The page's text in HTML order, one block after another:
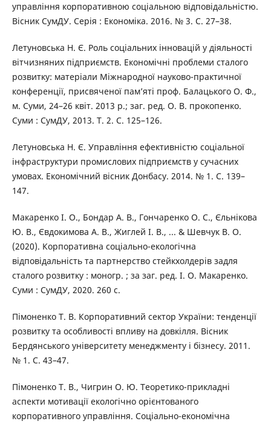
управління корпоративною соціальною відповідальністю.
Вісник СумДУ. Серія : Економіка. 2016. № 3. С. 27–38.
Летуновська Н. Є. Роль соціальних інновацій у діяльності
вітчизняних підприємств. Економічні проблеми сталого
розвитку: матеріали Міжнародної науково-практичної
конференції, присвяченої пам’яті проф. Балацького О. Ф.,
м. Суми, 24–26 квіт. 2013 р.; заг. ред. О. В. прокопенко.
Суми : СумДУ, 2013. Т. 2. С. 125–126.
Летуновська Н. Є. Управління ефективністю соціальної
інфраструктури промислових підприємств у сучасних
умовах. Економічний вісник Донбасу. 2014. № 1. С. 139–
147.
Макаренко І. О., Бондар А. В., Гончаренко О. С., Єльнікова
Ю. В., Євдокимова А. В., Жиглей І. В., ... & Шевчук В. О.
(2020). Корпоративна соціально-екологічна
відповідальність та партнерство стейкхолдерів задля
сталого розвитку : моногр. ; за заг. ред. І. О. Макаренко.
Суми : СумДУ, 2020. 260 с.
Пімоненко Т. В. Корпоративний сектор України: тенденції
розвитку та особливості впливу на довкілля. Вісник
Бердянського університету менеджменту і бізнесу. 2011.
№ 1. С. 43–47.
Пімоненко Т. В., Чигрин О. Ю. Теоретико-прикладні
аспекти мотивації екологічно орієнтованого
корпоративного управління. Соціально-економічна